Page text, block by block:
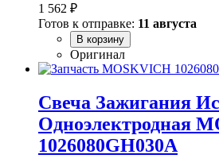
1 562 ₽
Готов к отправке: 11 августа
В корзину
Оригинал
Свеча Зажигания
Одноэлектродная
1026080GH030A